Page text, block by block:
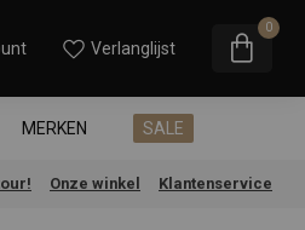
Verlanglijst
0
MERKEN SALE
Onze winkel Klantenservice